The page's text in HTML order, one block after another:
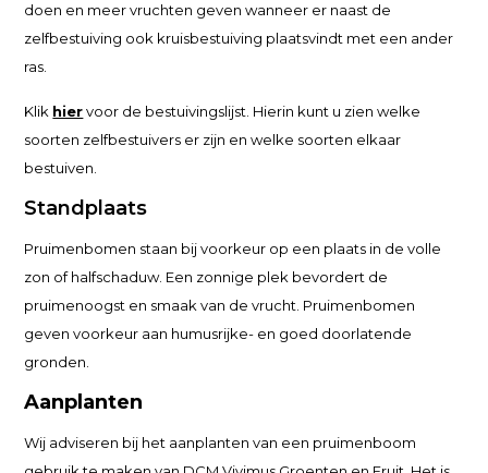
doen en meer vruchten geven wanneer er naast de
zelfbestuiving ook kruisbestuiving plaatsvindt met een ander
ras.
Klik hiervoor de bestuivingslijst. Hierin kunt u zien welke
soorten zelfbestuivers er zijn en welke soorten elkaar
bestuiven.
Standplaats
Pruimenbomen staan bij voorkeur op een plaats in de volle
zon of halfschaduw. Een zonnige plek bevordert de
pruimenoogst en smaak van de vrucht. Pruimenbomen
geven voorkeur aan humusrijke- en goed doorlatende
gronden.
Aanplanten
Wij adviseren bij het aanplanten van een pruimenboom